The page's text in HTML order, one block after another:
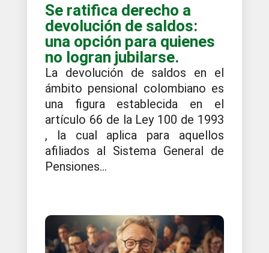
Se ratifica derecho a
devolución de saldos:
una opción para quienes
no logran jubilarse.
La devolución de saldos en el
ámbito pensional colombiano es
una figura establecida en el
artículo 66 de la Ley 100 de 1993
, la cual aplica para aquellos
afiliados al Sistema General de
Pensiones...